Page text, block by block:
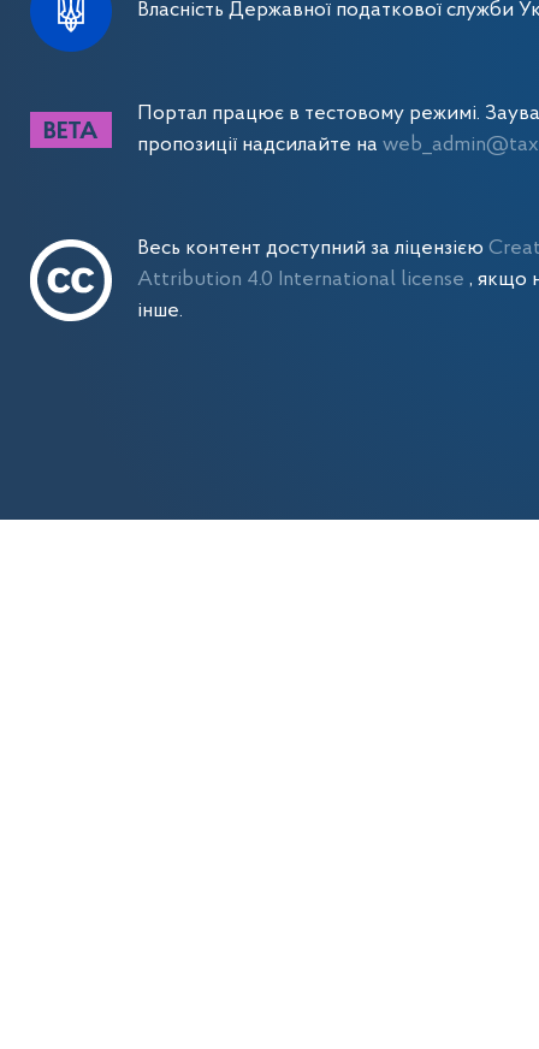
Власність Державної податкової служби
Портал працює в тестовому режимі.
пропозиції надсилайте на
Весь контент доступний за ліцензією
Attribution 4.0 International license, якщо
інше.